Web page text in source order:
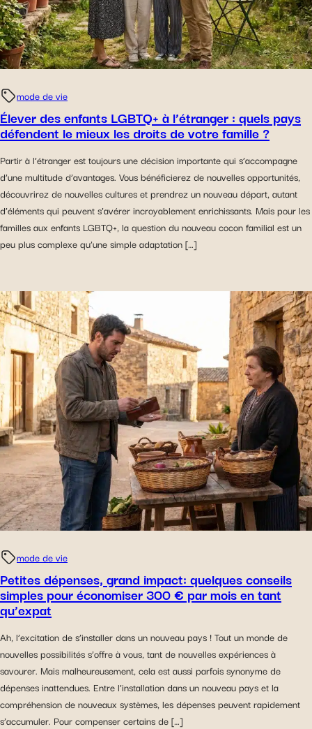
mode de vie
Élever des enfants LGBTQ+ à l’étranger : quels pays
défendent le mieux les droits de votre famille ?
Partir à l’étranger est toujours une décision importante qui s’accompagne
d’une multitude d’avantages. Vous bénéficierez de nouvelles opportunités,
découvrirez de nouvelles cultures et prendrez un nouveau départ, autant
d’éléments qui peuvent s’avérer incroyablement enrichissants. Mais pour les
familles aux enfants LGBTQ+, la question du nouveau cocon familial est un
peu plus complexe qu’une simple adaptation […]
mode de vie
Petites dépenses, grand impact: quelques conseils
simples pour économiser 300 € par mois en tant
qu’expat
Ah, l’excitation de s’installer dans un nouveau pays ! Tout un monde de
nouvelles possibilités s’offre à vous, tant de nouvelles expériences à
savourer. Mais malheureusement, cela est aussi parfois synonyme de
dépenses inattendues. Entre l’installation dans un nouveau pays et la
compréhension de nouveaux systèmes, les dépenses peuvent rapidement
s’accumuler. Pour compenser certains de […]